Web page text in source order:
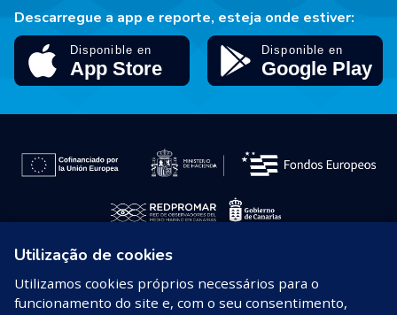
Descarregue a app e reporte, esteja onde estiver:
© 2026 REDPROMAR
Utilização de cookies
Utilizamos cookies próprios necessários para o
funcionamento do site e, com o seu consentimento,